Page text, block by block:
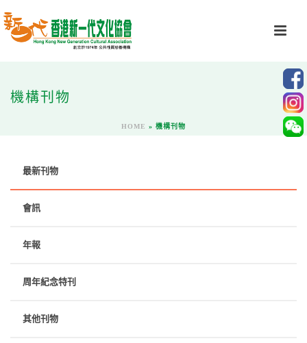
機構刊物
HOME » 機構刊物
最新刊物
會訊
年報
周年紀念特刊
其他刊物